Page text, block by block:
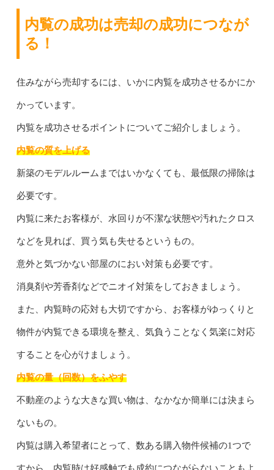
内覧の成功は売却の成功につなが
る！
住みながら売却するには、いかに内覧を成功させるかにか
かっています。
内覧を成功させるポイントについてご紹介しましょう。
内覧の質を上げる
新築のモデルルームまではいかなくても、最低限の掃除は
必要です。
内覧に来たお客様が、水回りが不潔な状態や汚れたクロス
などを見れば、買う気も失せるというもの。
意外と気づかない部屋のにおい対策も必要です。
消臭剤や芳香剤などでニオイ対策をしておきましょう。
また、内覧時の応対も大切ですから、お客様がゆっくりと
物件が内覧できる環境を整え、気負うことなく気楽に対応
することを心がけましょう。
内覧の量（回数）をふやす
不動産のような大きな買い物は、なかなか簡単には決まら
ないもの。
内覧は購入希望者にとって、数ある購入物件候補の1つで